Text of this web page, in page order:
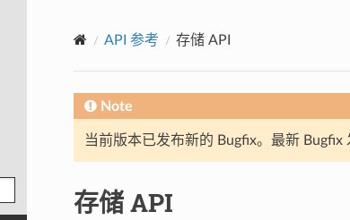
API 参考 存储 API
Note
当前版本已发布新的 Bugfix。最新 Bugfix
存储 API